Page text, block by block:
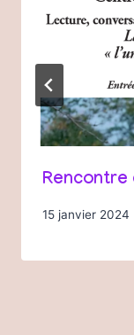
Rencontre
15 janvier 2024